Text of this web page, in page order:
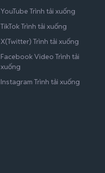
YouTube Trình tải xuống
TikTok Trình tải xuống
X(Twitter) Trình tải xuống
Facebook Video Trình tải
xuống
Instagram Trình tải xuống